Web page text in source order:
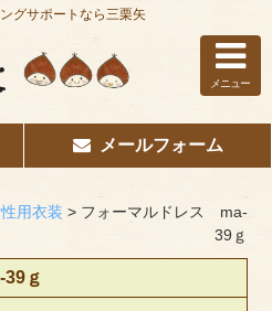
グサポートなら三栗矢
メニュー
メールフォーム
用衣装 > フォーマルドレス ma-
39ｇ
ｇ